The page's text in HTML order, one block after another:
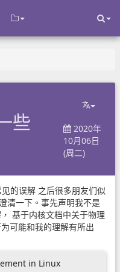
些
2020年
10月06日
(周二)
见的误解 之后很多朋友们似
清一下。事先声明我不是
基于内核文档中关于物理
可能和我的理解有所出
in Linux